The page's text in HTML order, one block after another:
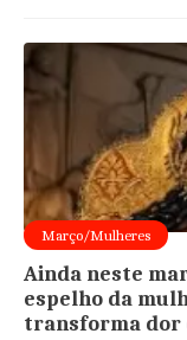
Março/Mulheres
Ainda neste
espelho da
transforma dor